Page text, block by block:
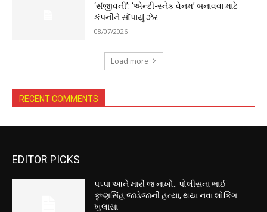
‘સંજીવની’: ‘એન્ટી-સ્નેક વેનમ’ બનાવવા માટે
કંપનીને સોંપાયું ઝેર
08/07/2026
Load more
RECENT COMMENTS
EDITOR PICKS
પપ્પા આને મારી જ નાખો.. પોલીસના ભાઈ
કૃષ્ણસિંહ જાડેજાની હત્યા, થયા નવા શોકિંગ
ખુલાસા